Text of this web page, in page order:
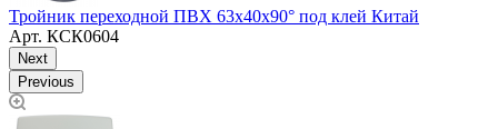
Тройник переходной ПВХ 63х40х90° под клей Китай
Арт. КСК0604
Next
Previous